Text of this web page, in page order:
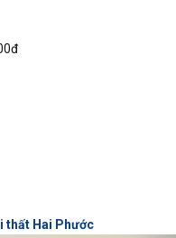
thất Hai Phước